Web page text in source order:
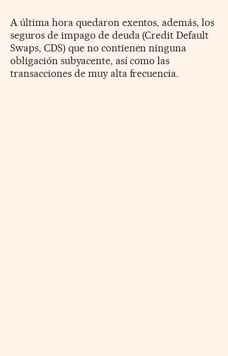
A última hora quedaron exentos, además, los
seguros de impago de deuda (Credit Default
Swaps, CDS) que no contienen ninguna
obligación subyacente, así como las
transacciones de muy alta frecuencia.